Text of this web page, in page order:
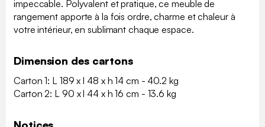
impeccable. Polyvalent et pratique, ce meuble de
rangement apporte à la fois ordre, charme et chaleur à
votre intérieur, en sublimant chaque espace.
Dimension des cartons
Carton 1: L 189 x l 48 x h 14 cm - 40.2 kg
Carton 2: L 90 x l 44 x h 16 cm - 13.6 kg